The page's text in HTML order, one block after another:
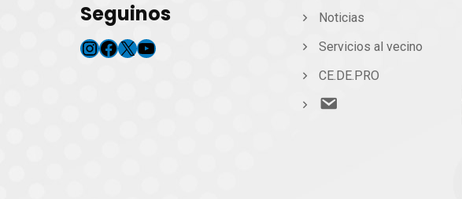
Seguinos
Instagram
Facebook
X YouTube
Noticias
Servicios al vecino
CE.DE.PRO
Contacto